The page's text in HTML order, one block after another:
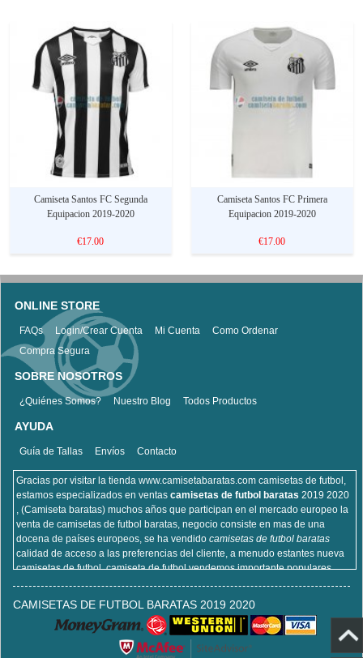
Camiseta Santos FC Segunda
Equipacion 2019-2020
€17.00
Camiseta Santos FC Primera
Equipacion 2019-2020
€17.00
ONLINE STORE
FAQs Login/Crear Cuenta Mi Cuenta
Como Ordenar
Compra Segura
SOBRE NOSOTROS
¿Quiénes Somos? Nuestro Blog Todos Productos
AYUDA
Guía de Tallas Envíos Contacto
Gracias por visitar la tienda www.camisetabaratas.com camisetas de futbol,
estamos especializados en ventas camisetas de futbol baratas 2019 2020
, (Camiseta baratas) muchos años que participan en el mercado europeo la
venta de camisetas de futbol baratas, negocio consiste en mas de una
docena de países europeos, se ha vendido camisetas de futbol baratas
calidad de acceso a las preferencias del cliente, a menudo estantes nueva
camisetas de futbol, camiseta de futbol vendemos importante populares,
sitios de la camisa de futbol que venden , cien por ciento algodón, lavable a
máquina, no desapareciendo, la calidad puede ser garantizada, puedes
estar seguro de comprar!
CAMISETAS DE FUTBOL BARATAS 2019 2020